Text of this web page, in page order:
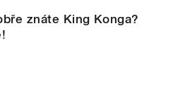
znáte King Konga?